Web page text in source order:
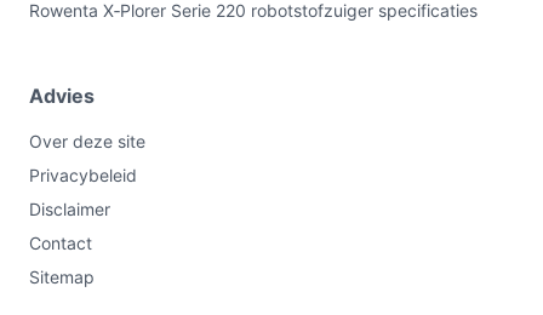
Rowenta X‑Plorer Serie 220 robotstofzuiger specificaties
Advies
Over deze site
Privacybeleid
Disclaimer
Contact
Sitemap